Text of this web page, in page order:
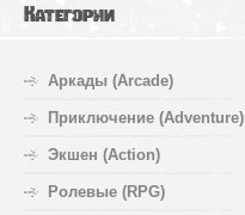
Категории
Аркады (Arcade)
Приключение (Adventure)
Экшен (Action)
Ролевые (RPG)